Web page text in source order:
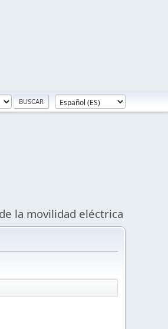
la movilidad eléctrica